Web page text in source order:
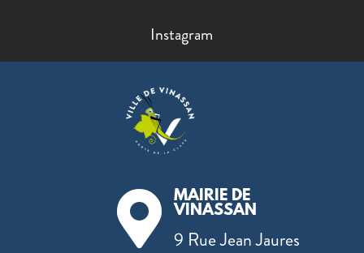
Instagram

MAIRIE DE
VINASSAN
9 Rue Jean Jaures